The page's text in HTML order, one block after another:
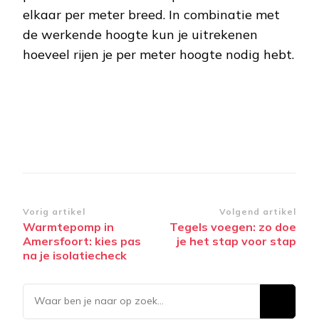
elkaar per meter breed. In combinatie met
de werkende hoogte kun je uitrekenen
hoeveel rijen je per meter hoogte nodig hebt.
Bericht
navigatie
Vorig artikel
Warmtepomp in
Amersfoort: kies pas
na je isolatiecheck
Volgend artikel
Tegels voegen: zo doe
je het stap voor stap